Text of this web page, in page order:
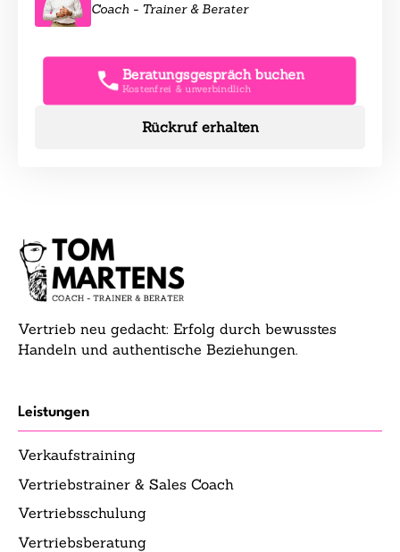
Coach - Trainer & Berater
Beratungsgespräch buchen
Kostenfrei & unverbindlich
Rückruf erhalten
Vertrieb neu gedacht: Erfolg durch bewusstes
Handeln und authentische Beziehungen.
Leistungen
Verkaufstraining
Vertriebstrainer & Sales Coach
Vertriebsschulung
Vertriebsberatung